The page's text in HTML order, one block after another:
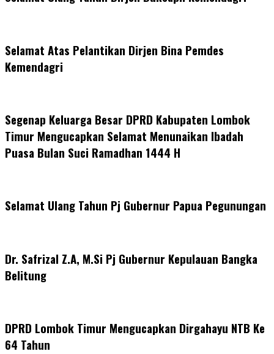
Selamat Atas Pelantikan Dirjen Bina Pemdes
Kemendagri
Segenap Keluarga Besar DPRD Kabupaten Lombok
Timur Mengucapkan Selamat Menunaikan Ibadah
Puasa Bulan Suci Ramadhan 1444 H
Selamat Ulang Tahun Pj Gubernur Papua Pegunungan
Dr. Safrizal Z.A, M.Si Pj Gubernur Kepulauan Bangka
Belitung
DPRD Lombok Timur Mengucapkan Dirgahayu NTB Ke
64 Tahun